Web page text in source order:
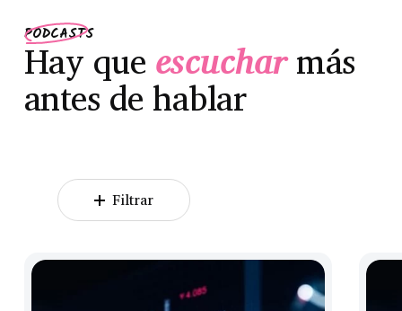
PODCASTS
Hay queescucharmás
antes de hablar
Filtrar
Be
Be